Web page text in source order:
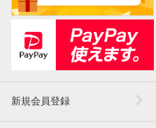
新規会員登録